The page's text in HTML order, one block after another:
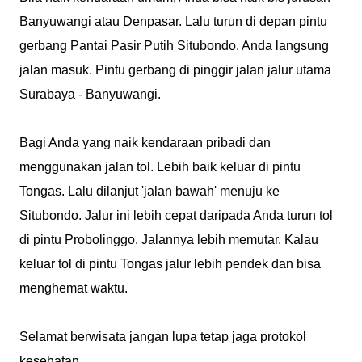
Banyuwangi atau Denpasar. Lalu turun di depan pintu
gerbang Pantai Pasir Putih Situbondo. Anda langsung
jalan masuk. Pintu gerbang di pinggir jalan jalur utama
Surabaya - Banyuwangi.
Bagi Anda yang naik kendaraan pribadi dan
menggunakan jalan tol. Lebih baik keluar di pintu
Tongas. Lalu dilanjut 'jalan bawah' menuju ke
Situbondo. Jalur ini lebih cepat daripada Anda turun tol
di pintu Probolinggo. Jalannya lebih memutar. Kalau
keluar tol di pintu Tongas jalur lebih pendek dan bisa
menghemat waktu.
Selamat berwisata jangan lupa tetap jaga protokol